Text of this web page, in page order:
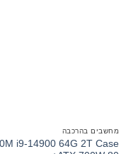
מחשבים בהרכבה
i9-14900 64G 2T Case